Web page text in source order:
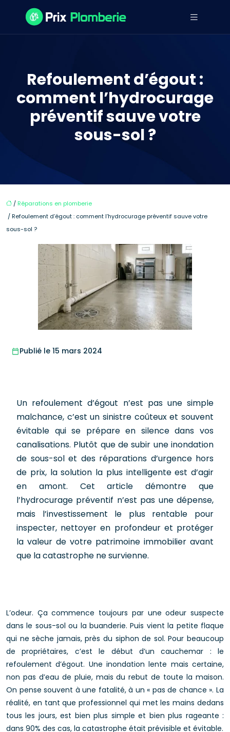
Refoulement d’égout :
comment l’hydrocurage
préventif sauve votre
sous-sol ?
/ Réparations en plomberie
/ Refoulement d’égout : comment l’hydrocurage préventif sauve votre
sous-sol ?
Publié le 15 mars 2024
Un refoulement d’égout n’est pas une simple
malchance, c’est un sinistre coûteux et souvent
évitable qui se prépare en silence dans vos
canalisations. Plutôt que de subir une inondation
de sous-sol et des réparations d’urgence hors
de prix, la solution la plus intelligente est d’agir
en amont. Cet article démontre que
l’hydrocurage préventif n’est pas une dépense,
mais l’investissement le plus rentable pour
inspecter, nettoyer en profondeur et protéger
la valeur de votre patrimoine immobilier avant
que la catastrophe ne survienne.
L’odeur. Ça commence toujours par une odeur suspecte
dans le sous-sol ou la buanderie. Puis vient la petite flaque
qui ne sèche jamais, près du siphon de sol. Pour beaucoup
de propriétaires, c’est le début d’un cauchemar : le
refoulement d’égout. Une inondation lente mais certaine,
non pas d’eau de pluie, mais du rebut de toute la maison.
On pense souvent à une fatalité, à un « pas de chance ». La
réalité, en tant que professionnel qui met les mains dedans
tous les jours, est bien plus simple et bien plus rageante :
dans 90% des cas, la catastrophe était prévisible et évitable.